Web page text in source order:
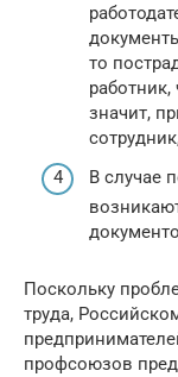
то
значит,
В случае
Поскольку
труда,
профсоюзов